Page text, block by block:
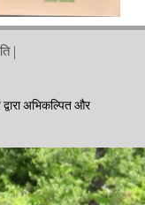
अभिकल्पित और